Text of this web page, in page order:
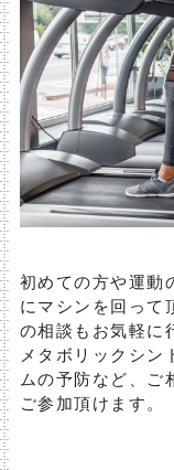
初めての方や運動
にマシンを回って
の相談もお気軽に
メタボリックシン
ムの予防など、ご
ご参加頂けます。